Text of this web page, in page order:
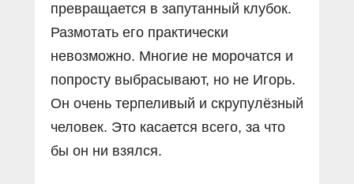
превращается в запутанный клубок.
Размотать его практически
невозможно. Многие не морочатся и
попросту выбрасывают, но не Игорь.
Он очень терпеливый и скрупулёзный
человек. Это касается всего, за что
бы он ни взялся.